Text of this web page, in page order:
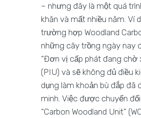
– nhưng đây là một quá
khăn và mất nhiều năm. Ví
trường hợp Woodland
những cây trồng ngày nay
“Đơn vị cấp phát đang chờ
(PIU) và sẽ không đủ điều
dụng làm khoản bù đắp đã
minh. Việc được chuyển
“Carbon Woodland Unit”